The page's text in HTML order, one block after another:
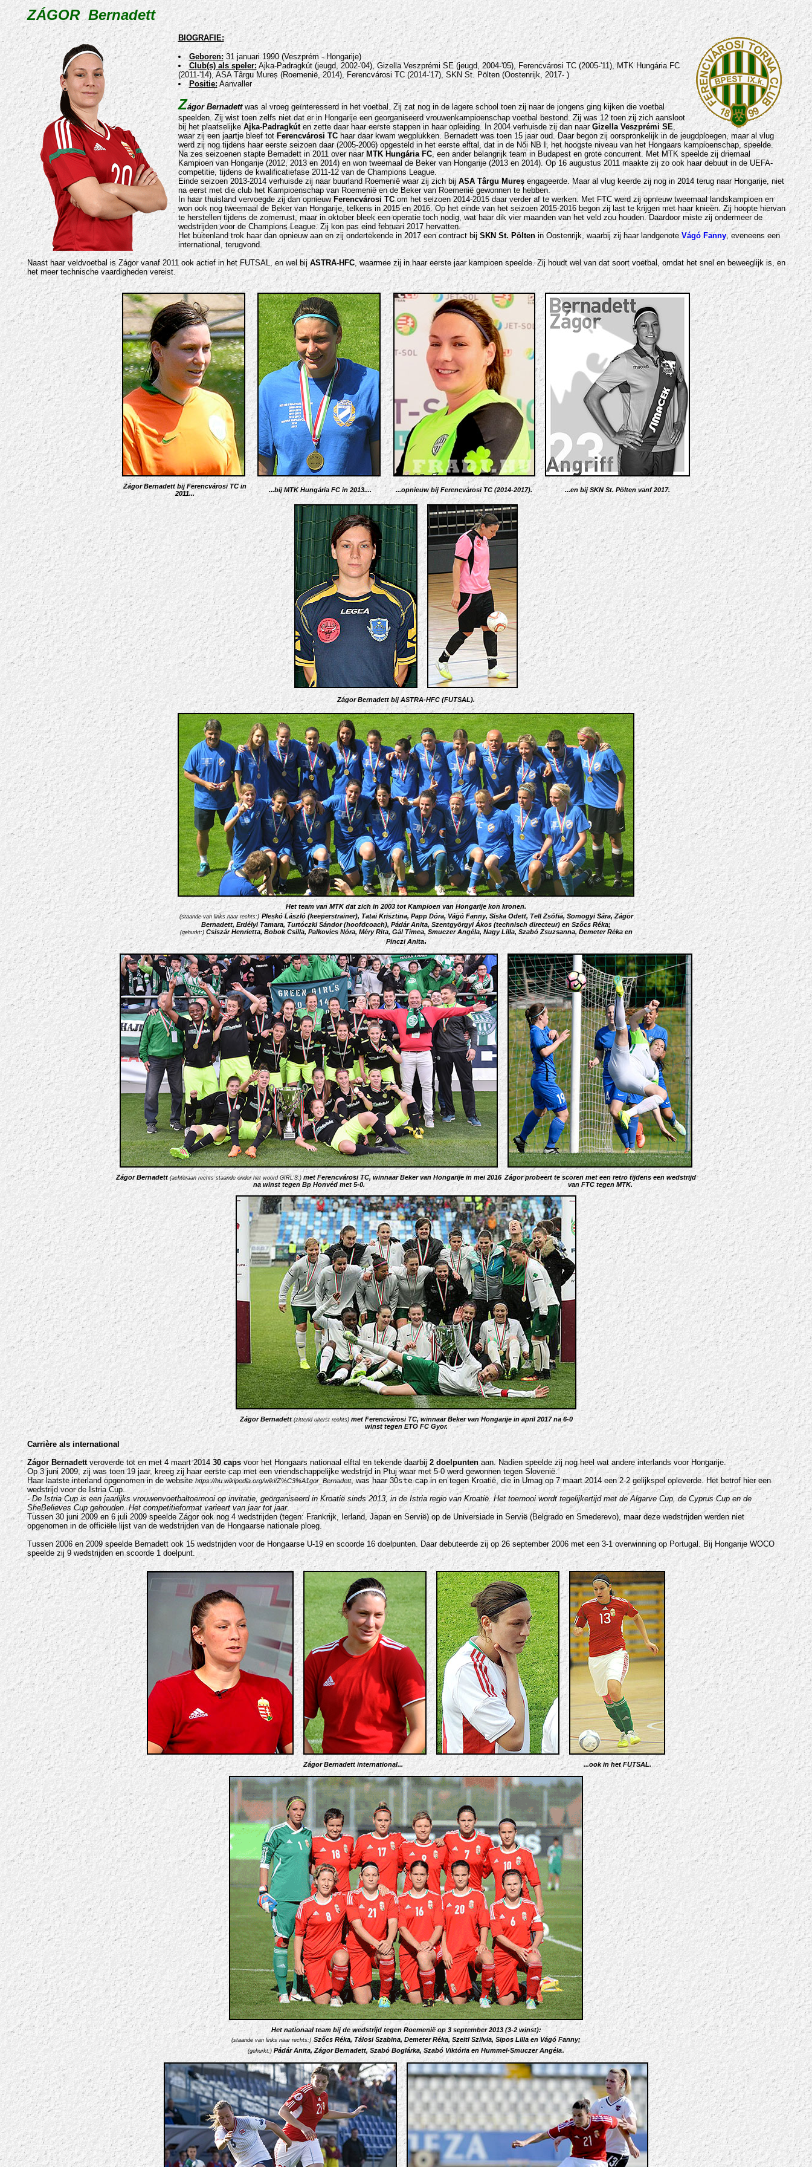
ZÁGOR Bernadett
BIOGRAFIE:
Geboren:31 januari 1990 (Veszprém - Hongarije)
Club(s) als speler:Ajka-Padragkút (jeugd, 2002-'04), Gizella Veszprémi SE (jeugd, 2004-'05), Ferencvárosi TC (2005-'11), MTK Hungária FC
(2011-'14), ASA Târgu Mureș (Roemenië, 2014), Ferencvárosi TC (2014-'17), SKN St. Pölten (Oostenrijk, 2017- )
Positie:Aanvaller
Zágor Bernadettwas al vroeg geïnteresserd in het voetbal. Zij zat nog in de lagere school toen zij naar de jongens ging kijken die voetbal
speelden. Zij wist toen zelfs niet dat er in Hongarije een georganiseerd vrouwenkampioenschap voetbal bestond. Zij was 12 toen zij zich aansloot
bij het plaatselijkeAjka-Padragkúten zette daar haar eerste stappen in haar opleiding. In 2004 verhuisde zij dan naarGizella Veszprémi SE,
waar zij een jaartje bleef totFerencvárosi TChaar daar kwam wegplukken. Bernadett was toen 15 jaar oud. Daar begon zij oorspronkelijk in de jeugdploegen, maar al vlug
werd zij nog tijdens haar eerste seizoen daar (2005-2006) opgesteld in het eerste elftal, dat in de Női NB I, het hoogste niveau van het Hongaars kampioenschap, speelde.
Na zes seizoenen stapte Bernadett in 2011 over naar MTK Hungária FC, een ander belangrijk team in Budapest en grote concurrent. Met MTK speelde zij driemaal
Kampioen van Hongarije (2012, 2013 en 2014) en won tweemaal de Beker van Hongarije (2013 en 2014). Op 16 augustus 2011 maakte zij zo ook haar debuut in de UEFA-
competitie, tijdens de kwalificatiefase 2011-12 van de Champions League.
Einde seizoen 2013-2014 verhuisde zij naar buurland Roemenië waar zij zich bij ASA Târgu Mureșengageerde. Maar al vlug keerde zij nog in 2014 terug naar Hongarije, niet
na eerst met die club het Kampioenschap van Roemenië en de Beker van Roemenië gewonnen te hebben.
In haar thuisland vervoegde zij dan opnieuw Ferencvárosi TCom het seizoen 2014-2015 daar verder af te werken. Met FTC werd zij opnieuw tweemaal landskampioen en
won ook nog tweemaal de Beker van Hongarije, telkens in 2015 en 2016. Op het einde van het seizoen 2015-2016 begon zij last te krijgen met haar knieën. Zij hoopte hiervan
te herstellen tijdens de zomerrust, maar in oktober bleek een operatie toch nodig, wat haar dik vier maanden van het veld zou houden. Daardoor miste zij ondermeer de
wedstrijden voor de Champions League. Zij kon pas eind februari 2017 hervatten.
Het buitenland trok haar dan opnieuw aan en zij ondertekende in 2017 een contract bijSKN St. Pöltenin Oostenrijk, waarbij zij haar landgenote Vágó Fanny, eveneens een
international, terugvond.
Naast haar veldvoetbal is Zágor vanaf 2011 ook actief in het FUTSAL, en wel bijASTRA-HFC, waarmee zij in haar eerste jaar kampioen speelde. Zij houdt wel van dat soort voetbal, omdat het snel en beweeglijk is, en
het meer technische vaardigheden vereist.
Zágor Bernadett bij Ferencvárosi TC in
2011...
...bij MTK Hungária FC in 2013.... ...opnieuw bij Ferencvárosi TC (2014-2017). ...en bij SKN St. Pölten vanf 2017.
Zágor Bernadett bij ASTRA-HFC (FUTSAL).
Het team van MTK dat zich in 2003 tot Kampioen van Hongarije kon kronen.
(staande van links naar rechts:) Pleskó László (keeperstrainer), Tatai Krisztina, Papp Dóra, Vágó Fanny, Siska Odett, Tell Zsófia, Somogyi Sára, Zágor
Bernadett, Erdélyi Tamara, Turtóczki Sándor (hoofdcoach), Pádár Anita, Szentgyörgyi Ákos (technisch directeur) en Szőcs Réka;
(gehurkt:) Csiszár Henrietta, Bobok Csilla, Palkovics Nóra, Méry Rita, Gál Tímea, Smuczer Angéla, Nagy Lilla, Szabó Zsuzsanna, Demeter Réka en
Pinczi Anita.
Zágor Bernadett(achteraan rechts staande onder het woord GIRL'S:) met Ferencvárosi TC, winnaar Beker van Hongarije in mei 2016
na winst tegen Bp Honvéd met 5-0.
Zágor probeert te scoren met een retro tijdens een wedstrijd
van FTC tegen MTK.
Zágor Bernadett(zittend uiterst rechts)met Ferencvárosi TC, winnaar Beker van Hongarije in april 2017 na 6-0
winst tegen ETO FC Gyor.
Carrière als international
Zágor Bernadettveroverde tot en met 4 maart 201430 capsvoor het Hongaars nationaal elftal en tekende daarbij 2 doelpuntenaan. Nadien speelde zij nog heel wat andere interlands voor Hongarije.
Op 3 juni 2009, zij was toen 19 jaar, kreeg zij haar eerste cap met een vriendschappelijke wedstrijd in Ptuj waar met 5-0 werd gewonnen tegen Slovenië.
Haar laatste interland opgenomen in de websitehttps://hu.wikipedia.org/wiki/Z%C3%A1gor_Bernadett, was haar 30stecap in en tegen Kroatië, die in Umag op 7 maart 2014 een 2-2 gelijkspel opleverde. Het betrof hier een
wedstrijd voor de Istria Cup.
- De Istria Cup is een jaarlijks vrouwenvoetbaltoernooi op invitatie, geörganiseerd in Kroatië sinds 2013, in de Istria regio van Kroatië. Het toernooi wordt tegelijkertijd met de Algarve Cup, de Cyprus Cup en de
SheBelieves Cup gehouden. Het competitieformat varieert van jaar tot jaar.
Tussen 30 juni 2009 en 6 juli 2009 speelde Zágor ook nog 4 wedstrijden (tegen: Frankrijk, Ierland, Japan en Servië) op de Universiade in Servië (Belgrado en Smederevo), maar deze wedstrijden werden niet
opgenomen in de officiële lijst van de wedstrijden van de Hongaarse nationale ploeg.
Tussen 2006 en 2009 speelde Bernadett ook 15 wedstrijden voor de Hongaarse U-19 en scoorde 16 doelpunten. Daar debuteerde zij op 26 september 2006 met een 3-1 overwinning op Portugal. Bij Hongarije WOCO
speelde zij 9 wedstrijden en scoorde 1 doelpunt.
Zágor Bernadett international... ...ook in het FUTSAL.
Het nationaal team bij de wedstrijd tegen Roemenië op 3 september 2013 (3-2 winst):
(staande van links naar rechts:) Szőcs Réka, Tálosi Szabina, Demeter Réka, Szeitl Szilvia, Sipos Lilla enVágó Fanny;
(gehurkt:) Pádár Anita, Zágor Bernadett, Szabó Boglárka, Szabó Viktória en Hummel-Smuczer Angéla.